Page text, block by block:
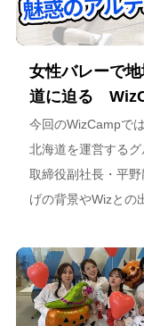
女性バレーで
道に迫る
今回のWizCampで
北海道を運営する
取締役副社長・平
げの背景やWizとの
海道が描く今後の